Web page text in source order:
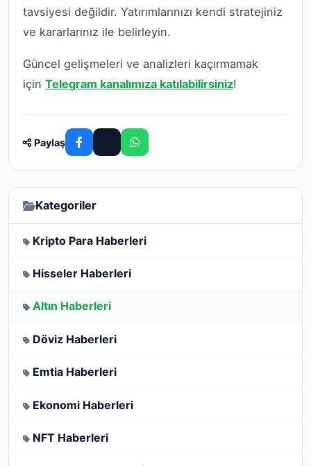
tavsiyesi değildir. Yatırımlarınızı kendi stratejiniz
ve kararlarınız ile belirleyin.
Güncel gelişmeleri ve analizleri kaçırmamak
için Telegram kanalımıza katılabilirsiniz!
Paylaş
Kategoriler
Kripto Para Haberleri
Hisseler Haberleri
Altın Haberleri
Döviz Haberleri
Emtia Haberleri
Ekonomi Haberleri
NFT Haberleri